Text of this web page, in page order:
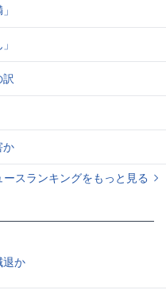
か
ースランキングをもっと見る
退か